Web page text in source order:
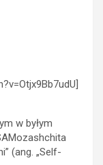
w byłym
(ang. „Self-